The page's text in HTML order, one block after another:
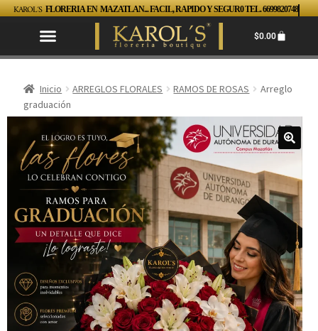
KAROL´S FLORERIA EN MAZATLAN... FACIL, RAPIDO Y SEGUR0 TEL. 6699820748
$0.00
Inicio ARREGLOS FLORALES RAMOS DE ROSAS
Arreglo
graduación